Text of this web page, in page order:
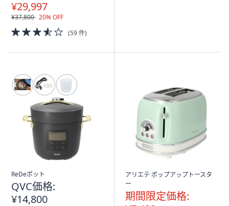
¥29,997
¥37,800 20% OFF
3.5
of
(59 件)
ReDeポット
QVC価格:
¥14,800
アリエテ ポップアップトースタ
ー
期間限定価格: